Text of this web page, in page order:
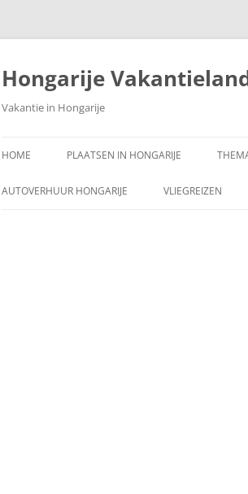
Ga
inhoud
Hongarije
Vakantie in Hongarije
HOME PLAATSEN IN HONGARIJE
AUTOVERHUUR HONGARIJE VLIEGREIZEN